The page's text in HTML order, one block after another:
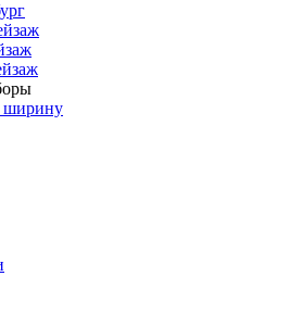
ширину